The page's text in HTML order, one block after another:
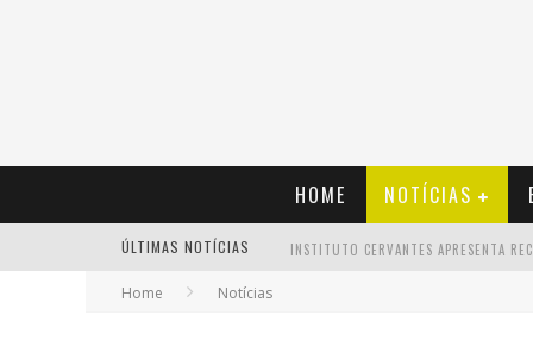
HOME NOTÍCIAS
ÚLTIMAS NOTÍCIAS
Home Notícias